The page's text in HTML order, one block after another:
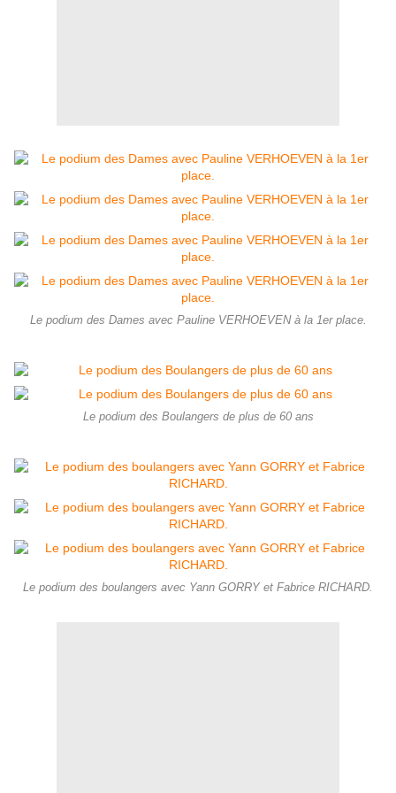
Le podium des Dames avec Pauline VERHOEVEN à la 1er place.
Le podium des Boulangers de plus de 60 ans
Le podium des boulangers avec Yann GORRY et Fabrice RICHARD.